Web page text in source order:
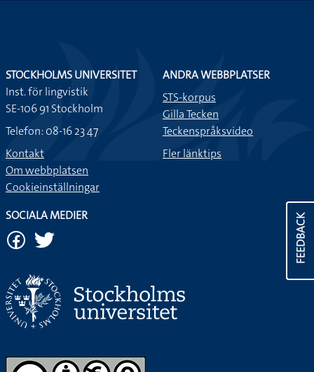
FEEDBACK
STOCKHOLMS UNIVERSITET
Inst. för lingvistik
SE-106 91 Stockholm
Telefon: 08-16 23 47
Kontakt
Om webbplatsen
Cookieinställningar
ANDRA WEBBPLATSER
STS-korpus
Gilla Tecken
Teckenspråksvideo
Fler länktips
SOCIALA MEDIER